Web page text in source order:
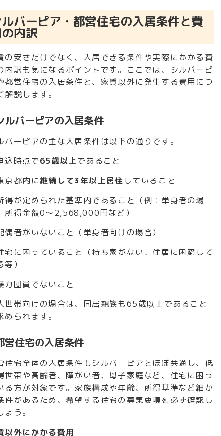
バーピア・都営住宅の入居条件と費
内訳
の安さだけでなく、入居できる条件や実際にかかる費
内訳も気になるポイントです。ここでは、シルバーピ
都営住宅の入居条件と、家賃以外に発生する費用につ
解説します。
ルバーピアの入居条件
バーピアの主な入居条件は以下の通りです。
込時点で65歳以上であること
京都内に 継続して3年以上居住 していること
得が定められた基準内であること（例：単身者の場
所得金額0～2,568,000円など）
偶者がいないこと（単身者向けの場合）
宅に困っていること（持ち家がない、住居に困窮して
等）
力団員でないこと
世帯向けの場合は、同居親族も65歳以上であること
められます。
営住宅の入居条件
住宅全体の入居条件もシルバーピアとほぼ共通し、低
世帯や高齢者、障がい者、母子家庭など、住宅に困っ
る方が対象です。家族構成や年齢、所得基準など細か
件があるため、希望する住宅の募集要項を必ず確認し
ょう。
以外にかかる費用